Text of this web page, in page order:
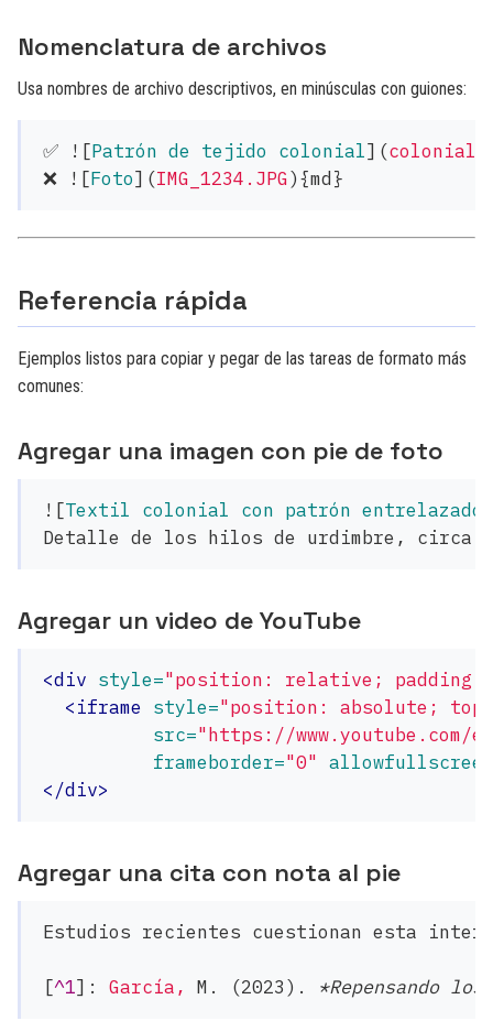
Nomenclatura de archivos
Usa nombres de archivo descriptivos, en minúsculas con guiones:
✅ ! [Patrón de tejido colonial](
❌ ! [Foto](IMG_1234.JPG)
Referencia rápida
Ejemplos listos para copiar y pegar de las tareas de formato más
comunes:
Agregar una imagen con pie de foto
![Textil colonial con patrón entrelazado
Agregar un video de YouTube
<div style="position: relative; padding-
<iframe style="position: absolute;
src="https://www.youtube.com/
frameborder="0" allowfullscreen
</div>
Agregar una cita con nota al pie
Estudios recientes cuestionan esta
[^1]: García, M. (2023). *Repensando